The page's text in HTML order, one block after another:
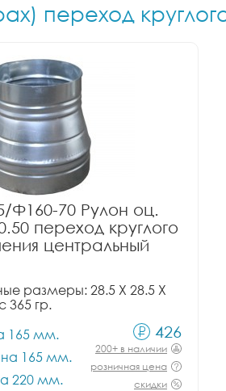
переход
Ф160-70 Рулон оц.
переход круглого
центральный
размеры: 28.5 X 28.5 X
365 гр.
165 мм.
165 мм.
220 мм.
426
200+ в наличии
розничная цена
скидки